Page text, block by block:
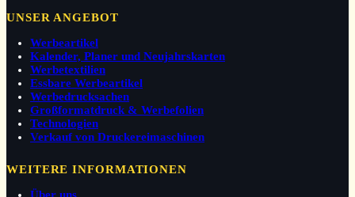
UNSER ANGEBOT
Werbeartikel
Kalender, Planer und Neujahrskarten
Werbetextilien
Essbare Werbeartikel
Werbedrucksachen
Großformatdruck & Werbefolien
Technologien
Verkauf von Druckereimaschinen
WEITERE INFORMATIONEN
Über uns